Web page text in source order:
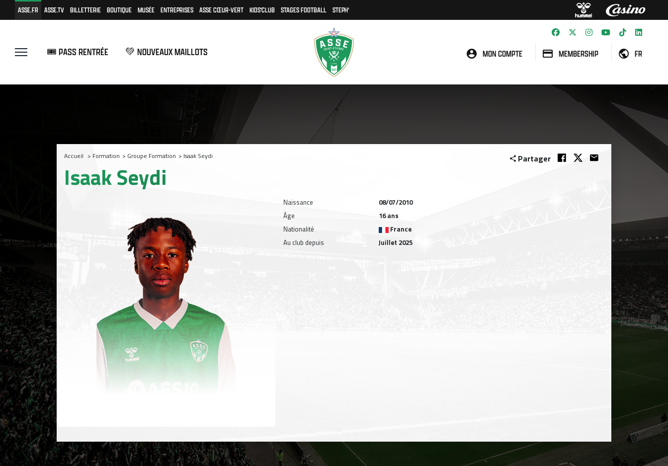
ASSE.FR ASSE.TV BILLETTERIE BOUTIQUE MUSÉE ENTREPRISES ASSE CŒUR-VERT KIDS'CLUB STAGES FOOTBALL STEPH'
🎟️ PASS RENTRÉE 💚 NOUVEAUX MAILLOTS MON COMPTE MEMBERSHIP FR
Accueil > Formation > Groupe Formation > Isaak Seydi Partager
Isaak Seydi
Naissance
08/07/2010
Âge
16 ans
Nationalité
France
Au club depuis
Juillet 2025